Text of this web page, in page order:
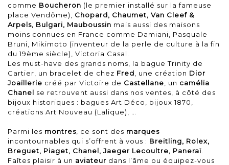
comme Boucheron (le premier installé sur la fameuse
place Vendôme), Chopard, Chaumet, Van Cleef &
Arpels, Bulgari, Mauboussin mais aussi des maisons
moins connues en France comme Damiani, Pasquale
Bruni, Mikimoto (inventeur de la perle de culture à la fin
du 19ème siècle), Victoria Casal.
Les must-have des grands noms, la bague Trinity de
Cartier, un bracelet de chez Fred , une création Dior
Joaillerie créé par Victoire de Castellane , un camélia
Chanel se retrouvent aussi dans nos ventes, à côté des
bijoux historiques : bagues Art Déco, bijoux 1870,
créations Art Nouveau (Lalique), …
Parmi les montres , ce sont des marques
incontournables qui s’offrent à vous : Breitling, Rolex,
Breguet, Piaget, Chanel, Jaeger Lecoultre, Paneraï
Faîtes plaisir à un aviateur dans l’âme ou équipez-vous